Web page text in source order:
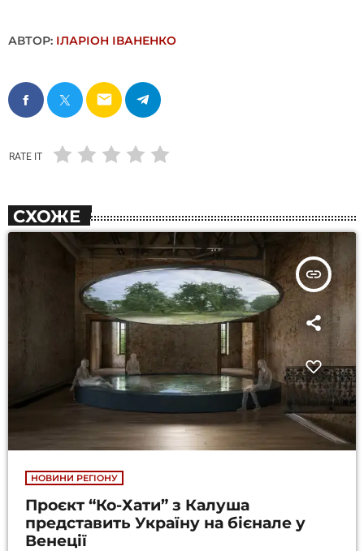
АВТОР: ІЛАРІОН ІВАНЕНКО
email
RATE IT
СХОЖЕ
insert_link
НОВИНИ РЕГІОНУ
Проєкт “Ко-Хати” з Калуша
представить Україну на бієнале у
Венеції